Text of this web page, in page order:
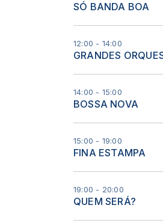
SÓ BANDA BOA
12:00 - 14:00
GRANDES
14:00 - 15:00
BOSSA NOVA
15:00 - 19:00
FINA ESTAMPA
19:00 - 20:00
QUEM SERÁ?